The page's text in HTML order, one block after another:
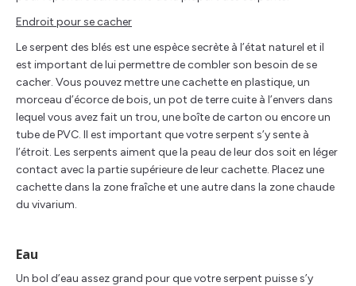
Endroit pour se cacher
Le serpent des blés est une espèce secrète à l’état naturel et il
est important de lui permettre de combler son besoin de se
cacher. Vous pouvez mettre une cachette en plastique, un
morceau d’écorce de bois, un pot de terre cuite à l’envers dans
lequel vous avez fait un trou, une boîte de carton ou encore un
tube de PVC. Il est important que votre serpent s’y sente à
l’étroit. Les serpents aiment que la peau de leur dos soit en léger
contact avec la partie supérieure de leur cachette. Placez une
cachette dans la zone fraîche et une autre dans la zone chaude
du vivarium.
Eau
Un bol d’eau assez grand pour que votre serpent puisse s’y